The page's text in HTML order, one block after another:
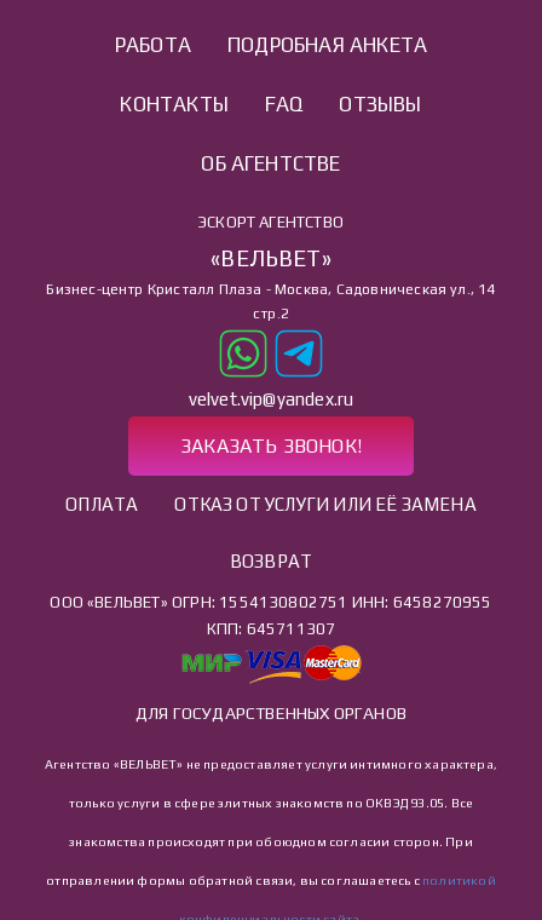
РАБОТА ПОДРОБНАЯ АНКЕТА
КОНТАКТЫ FAQ ОТЗЫВЫ
ОБ АГЕНТСТВЕ
ЭСКОРТ АГЕНТСТВО
«ВЕЛЬВЕТ»
Бизнес-центр Кристалл Плаза - Москва, Садовническая ул., 14
стр.2
velvet.vip@yandex.ru
ЗАКАЗАТЬ ЗВОНОК!
ОПЛАТА ОТКАЗ ОТ УСЛУГИ ИЛИ ЕЁ ЗАМЕНА
ВОЗВРАТ
ООО «ВЕЛЬВЕТ» ОГРН: 1554130802751 ИНН: 6458270955
КПП: 645711307
ДЛЯ ГОСУДАРСТВЕННЫХ ОРГАНОВ
Агентство «ВЕЛЬВЕТ» не предоставляет услуги интимного характера,
только услуги в сфере элитных знакомств по ОКВЭД 93.05. Все
знакомства происходят при обоюдном согласии сторон. При
отправлении формы обратной связи, вы соглашаетесь с политикой